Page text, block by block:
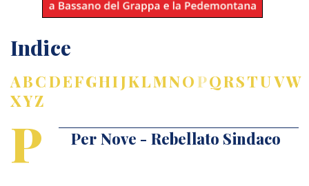
Indice
ABCDEFGHIJKLMNOPQRSTUVW
XYZ
P Per Nove - Rebellato Sindaco